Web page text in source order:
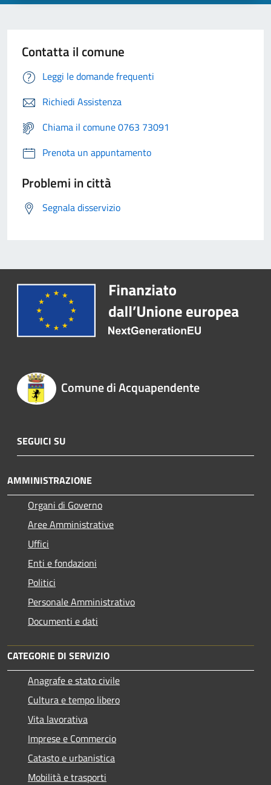
Contatta il comune
Leggi le domande frequenti
Richiedi Assistenza
Chiama il comune 0763 73091
Prenota un appuntamento
Problemi in città
Segnala disservizio
Comune di Acquapendente
SEGUICI SU
AMMINISTRAZIONE
Organi di Governo
Aree Amministrative
Uffici
Enti e fondazioni
Politici
Personale Amministrativo
Documenti e dati
CATEGORIE DI SERVIZIO
Anagrafe e stato civile
Cultura e tempo libero
Vita lavorativa
Imprese e Commercio
Catasto e urbanistica
Mobilità e trasporti